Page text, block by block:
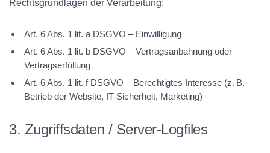
Rechtsgrundlagen der Verarbeitung:
Art. 6 Abs. 1 lit. a DSGVO – Einwilligung
Art. 6 Abs. 1 lit. b DSGVO – Vertragsanbahnung oder
Vertragserfüllung
Art. 6 Abs. 1 lit. f DSGVO – Berechtigtes Interesse (z. B.
Betrieb der Website, IT-Sicherheit, Marketing)
3. Zugriffsdaten / Server-Logfiles